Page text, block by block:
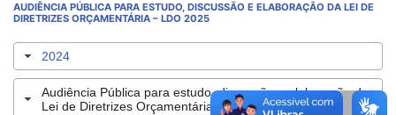
AUDIÊNCIA PÚBLICA PARA ESTUDO, DISCUSSÃO E ELABORAÇÃO DA LEI DE
DIRETRIZES ORÇAMENTÁRIA – LDO 2025
2024
Audiência Pública para estudo, discussão e elaboração da
Lei de Diretrizes Orçamentária – LDO 2025